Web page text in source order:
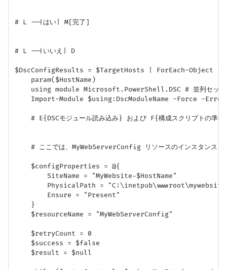
# L --|はい| M[完了]
# L --|いいえ| D
$DscConfigResults = $TargetHosts | ForEach-Object
    param($HostName)
using module Microsoft.PowerShell.DSC # 並列セッショ
Import-Module $using:DscModuleName -Force -
# E{DSCモジュール読み込み} および F{構成スクリプトの準備
# ここでは、MyWebServerConfig リソースのインスタンスを
    $configProperties = @{
        SiteName = "MyWebsite-$HostName"
PhysicalPath =
        Ensure = "Present"
    }
    $resourceName = "MyWebServerConfig"
    $retryCount = 0
    $success = $false
    $result = $null